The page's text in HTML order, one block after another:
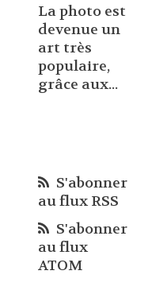
La photo est
devenue un
art très
populaire,
grâce aux...
S'abonner
au flux RSS
S'abonner
au flux
ATOM